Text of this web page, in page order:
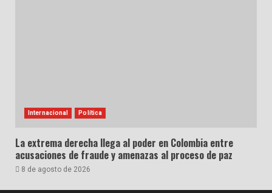
Internacional Política
La extrema derecha llega al poder en Colombia entre
acusaciones de fraude y amenazas al proceso de paz
8 de agosto de 2026